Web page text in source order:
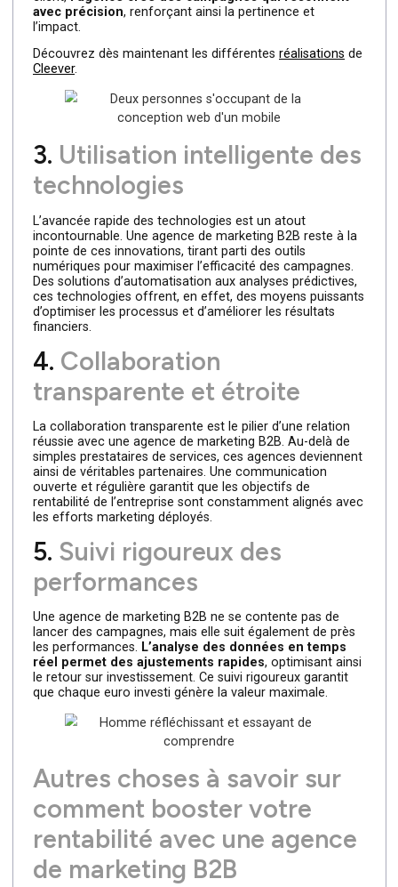
Une agence de marketing B2B excelle dans la
personnalisation des stratégies. Elle reconnaît l’unicité
chaque entreprise et adapte les approches en
conséquence. Cela va au-delà de la simple
du marché. En comprenant les spécificités de chaque
client, l’agence crée des campagnes qui résonnent
avec précision, renforçant ainsi la pertinence et
Découvrez dès maintenant les différentesréalisations
Cleever.
3.Utilisation intelligente
technologies
L’avancée rapide des technologies est un atout
incontournable. Une agence de marketing B2B reste à la
pointe de ces innovations, tirant parti des outils
numériques pour maximiser l’efficacité des campagnes.
Des solutions d’automatisation aux analyses prédictives,
ces technologies offrent, en effet, des moyens
d’optimiser les processus et d’améliorer les résultats
financiers.
4.Collaboration
transparente et étroite
La collaboration transparente est le pilier d’une relation
réussie avec une agence de marketing B2B. Au-delà de
simples prestataires de services, ces agences
ainsi de véritables partenaires. Une communication
ouverte et régulière garantit que les objectifs de
rentabilité de l’entreprise sont constamment alignés
les efforts marketing déployés.
5.Suivi rigoureux des
performances
Une agence de marketing B2B ne se contente pas de
lancer des campagnes, mais elle suit également de près
les performances.
réel permet des ajustements rapides, optimisant
le retour sur investissement. Ce suivi rigoureux garantit
que chaque euro investi génère la valeur maximale.